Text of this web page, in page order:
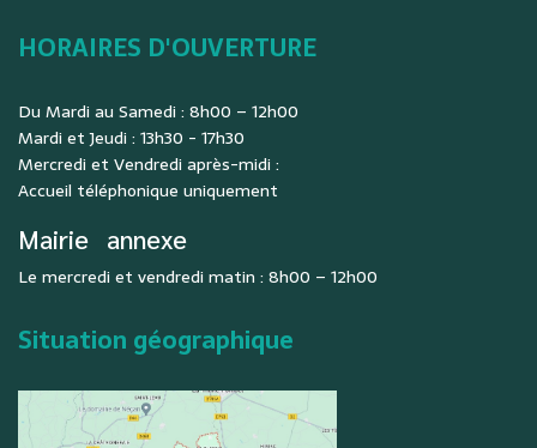
HORAIRES D'OUVERTURE
Du Mardi au Samedi : 8h00 – 12h00
Mardi et Jeudi : 13h30 - 17h30
Mercredi et Vendredi après-midi :
Accueil téléphonique uniquement
Mairie annexe
Le mercredi et vendredi matin : 8h00 – 12h00
Situation géographique